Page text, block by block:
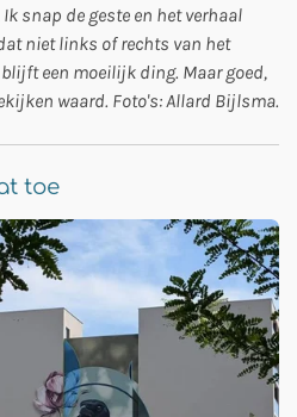
snap de geste en het verhaal
niet links of rechts van het
een moeilijk ding. Maar goed,
waard. Foto's: Allard Bijlsma.
toe